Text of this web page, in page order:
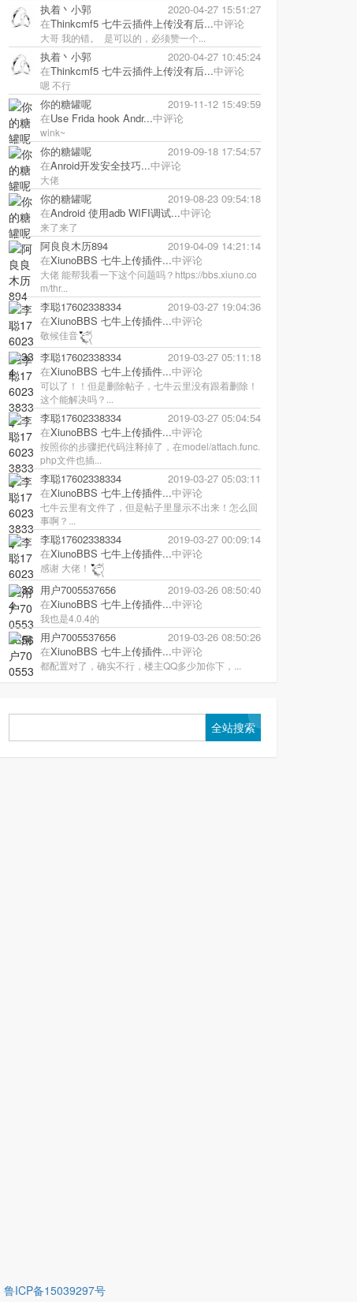
执着丶小郭
2020-04-27 15:51:27
在Thinkcmf5 七牛云插件上传没有后...中评论
大哥 我的错。 是可以的，必须赞一个...
执着丶小郭
2020-04-27 10:45:24
在Thinkcmf5 七牛云插件上传没有后...中评论
嗯 不行
你的糖罐呢
2019-11-12 15:49:59
在Use Frida hook Andr...中评论
wink~
你的糖罐呢
2019-09-18 17:54:57
在Anroid开发安全技巧...中评论
大佬
你的糖罐呢
2019-08-23 09:54:18
在Android 使用adb WIFI调试...中评论
来了来了
阿良良木历894
2019-04-09 14:21:14
在XiunoBBS 七牛上传插件...中评论
大佬 能帮我看一下这个问题吗？https://bbs.xiuno.co
m/thr...
李聪17602338334
2019-03-27 19:04:36
在XiunoBBS 七牛上传插件...中评论
敬候佳音
李聪17602338334
2019-03-27 05:11:18
在XiunoBBS 七牛上传插件...中评论
可以了！！但是删除帖子，七牛云里没有跟着删除！
这个能解决吗？...
李聪17602338334
2019-03-27 05:04:54
在XiunoBBS 七牛上传插件...中评论
按照你的步骤把代码注释掉了，在model/attach.func.
php文件也插...
李聪17602338334
2019-03-27 05:03:11
在XiunoBBS 七牛上传插件...中评论
七牛云里有文件了，但是帖子里显示不出来！怎么回
事啊？...
李聪17602338334
2019-03-27 00:09:14
在XiunoBBS 七牛上传插件...中评论
感谢 大佬！
用户7005537656
2019-03-26 08:50:40
在XiunoBBS 七牛上传插件...中评论
我也是4.0.4的
用户7005537656
2019-03-26 08:50:26
在XiunoBBS 七牛上传插件...中评论
都配置对了，确实不行，楼主QQ多少加你下，...
鲁ICP备15039297号